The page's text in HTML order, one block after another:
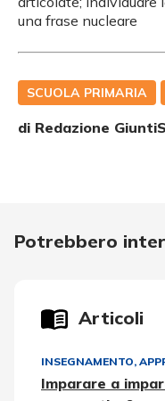
una frase nucleare
SCUOLA PRIMARIA
di Redazione
Potrebbero
Articoli
INSEGNAMENTO,
Imparare a